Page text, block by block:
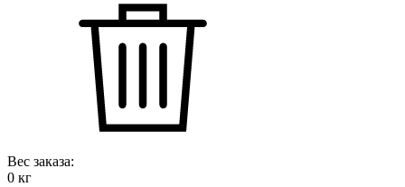
Вес заказа:
0 кг